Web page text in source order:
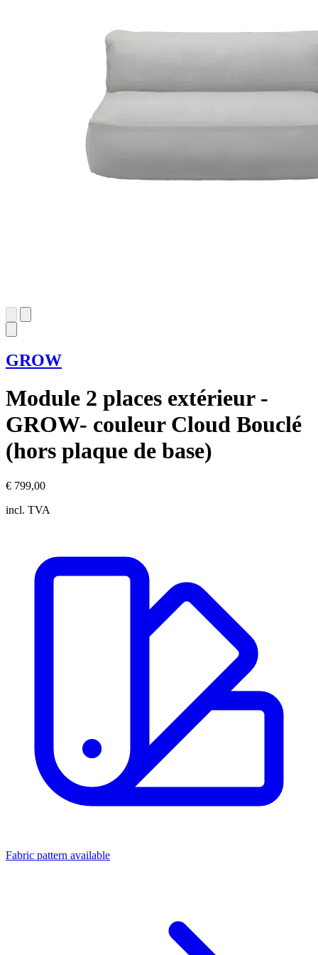
GROW
Module 2 places extérieur -
GROW- couleur Cloud Bouclé
(hors plaque de base)
€ 799,00
incl. TVA
Fabric pattern available